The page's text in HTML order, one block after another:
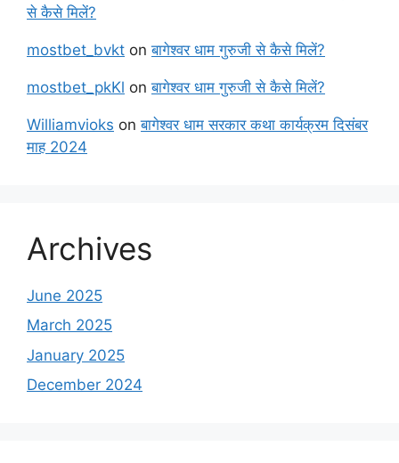
से कैसे मिलें?
mostbet_bvkt onबागेश्वर धाम गुरुजी से कैसे मिलें?
mostbet_pkKl onबागेश्वर धाम गुरुजी से कैसे मिलें?
Williamvioks onबागेश्वर धाम सरकार कथा कार्यक्रम दिसंबर
माह 2024
Archives
June 2025
March 2025
January 2025
December 2024